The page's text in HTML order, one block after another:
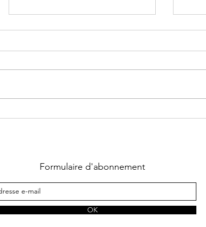
Formulaire d'abonnement
OK